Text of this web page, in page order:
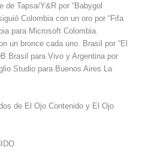
de Tapsa/Y&R por “Babygol
Colombia con un oro por “Fifa
para Microsoft Colombia.
un bronce cada uno. Brasil por “El
Brasil para Vivo y Argentina por
Studio para Buenos Aires La
de El Ojo Contenido y El Ojo